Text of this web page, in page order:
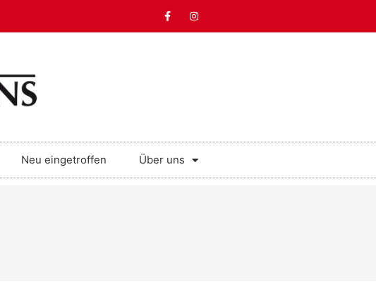
Neu eingetroffen Über uns